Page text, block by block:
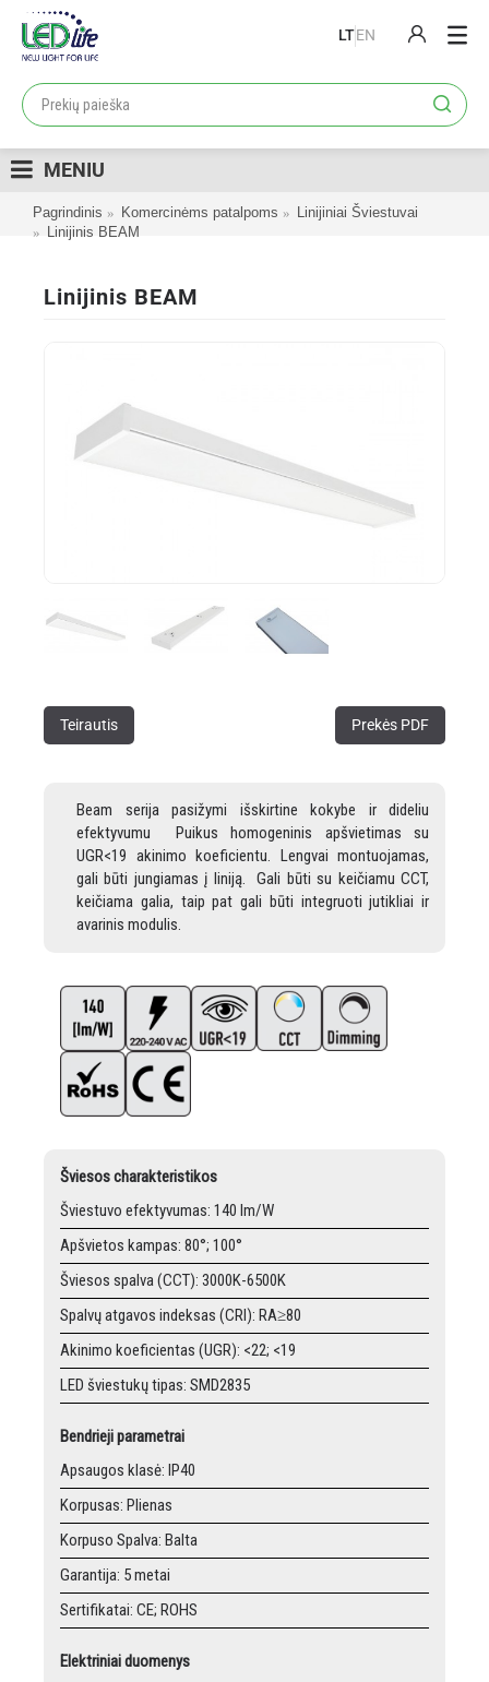
LTEN
PRODUKTAI
LOJALUMO PROGRAMA
KATALOGAI
KONTAKTAI
MENIU
Pagrindinis Komercinėms patalpoms
Linijiniai Šviestuvai
Linijinis BEAM
Linijinis BEAM
Teirautis Prekės PDF
Beam serija pasižymi išskirtine kokybe ir dideliu
efektyvumu Puikus homogeninis apšvietimas su
UGR<19 akinimo koeficientu. Lengvai montuojamas,
gali būti jungiamas į liniją. Gali būti su keičiamu CCT,
keičiama galia, taip pat gali būti integruoti jutikliai ir
avarinis modulis.
Šviesos charakteristikos
Šviestuvo efektyvumas: 140 lm/W
Apšvietos kampas: 80°; 100°
Šviesos spalva (CCT): 3000K-6500K
Spalvų atgavos indeksas (CRI): RA≥80
Akinimo koeficientas (UGR): <22; <19
LED šviestukų tipas: SMD2835
Bendrieji parametrai
Apsaugos klasė: IP40
Korpusas: Plienas
Korpuso Spalva: Balta
Garantija: 5 metai
Sertifikatai: CE; ROHS
Elektriniai duomenys